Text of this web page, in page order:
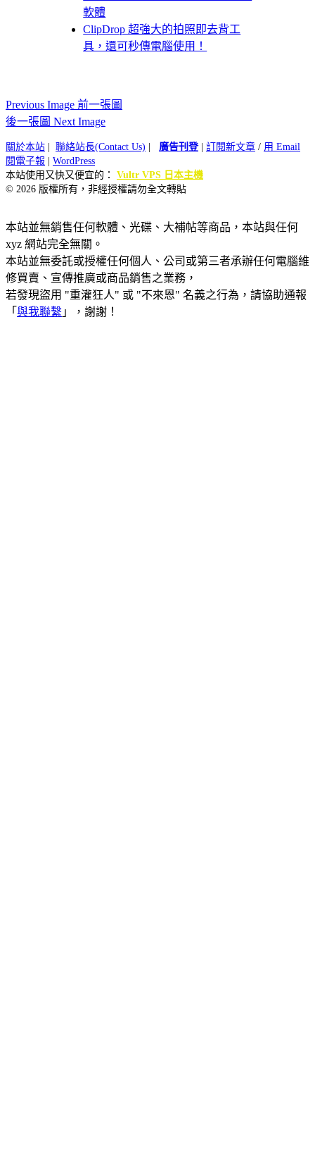
軟體
ClipDrop 超強大的拍照即去背工
具，還可秒傳電腦使用！
Previous Image 前一張圖
後一張圖 Next Image
關於本站 聯絡站長(Contact Us) 廣告刊登| 訂閱新文章 / 用 Email
閱電子報
WordPress
本站使用又快又便宜的： Vultr VPS 日本主機
© 2026 版權所有，非經授權請勿全文轉貼
本站並無銷售任何軟體、光碟、大補帖等商品，本站與任何
xyz 網站完全無關。
本站並無委託或授權任何個人、公司或第三者承辦任何電腦維
修買賣、宣傳推廣或商品銷售之業務，
若發現盜用 "重灌狂人" 或 "不來恩" 名義之行為，請協助通報
「 與我聯繫 」，謝謝！